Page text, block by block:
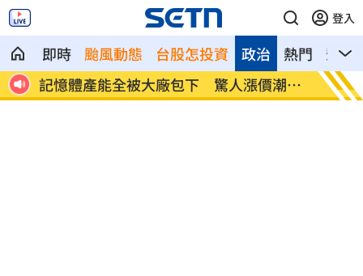
登入
即時 颱風動態 台股怎投資 熱門 影音
政治
來
北美訂單補爆 聯發科小金雞EPS至27.12
元
AI和